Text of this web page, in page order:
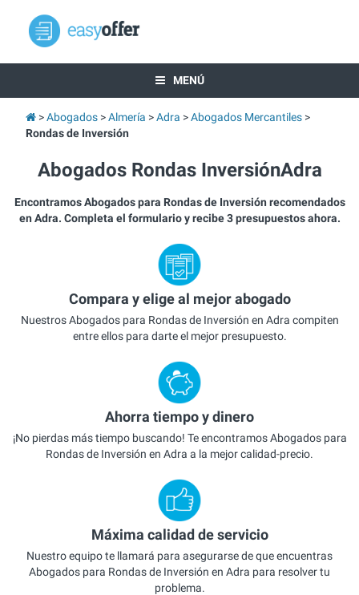
MENÚ
Abogados Almería Adra
Abogados Mercantiles
Rondas de Inversión
Abogados Rondas InversiónAdra
Encontramos Abogados para Rondas de Inversión recomendados
en Adra. Completa el formulario y recibe 3 presupuestos ahora.
Compara y elige al mejor abogado
Nuestros Abogados para Rondas de Inversión en Adra compiten
entre ellos para darte el mejor presupuesto.
Ahorra tiempo y dinero
¡No pierdas más tiempo buscando! Te encontramos Abogados para
Rondas de Inversión en Adra a la mejor calidad-precio.
Máxima calidad de servicio
Nuestro equipo te llamará para asegurarse de que encuentras
Abogados para Rondas de Inversión en Adra para resolver tu
problema.